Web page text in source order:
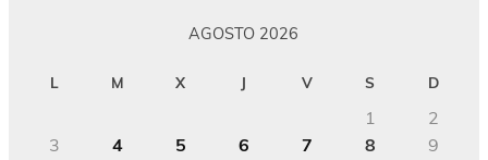
AGOSTO 2026
L M X J V S D
1
2
3
4 5 6 7 8
9